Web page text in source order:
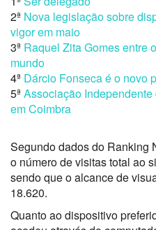
2ª Nova legislação sobre
vigor em maio
3ª Raquel Zita Gomes entre
mundo
4ª Dárcio Fonseca é o novo
5ªAssociação
em Coimbra
Segundo dados do Ranking
o número de visitas total ao
sendo que o alcance de
18.620.
Quanto ao dispositivo